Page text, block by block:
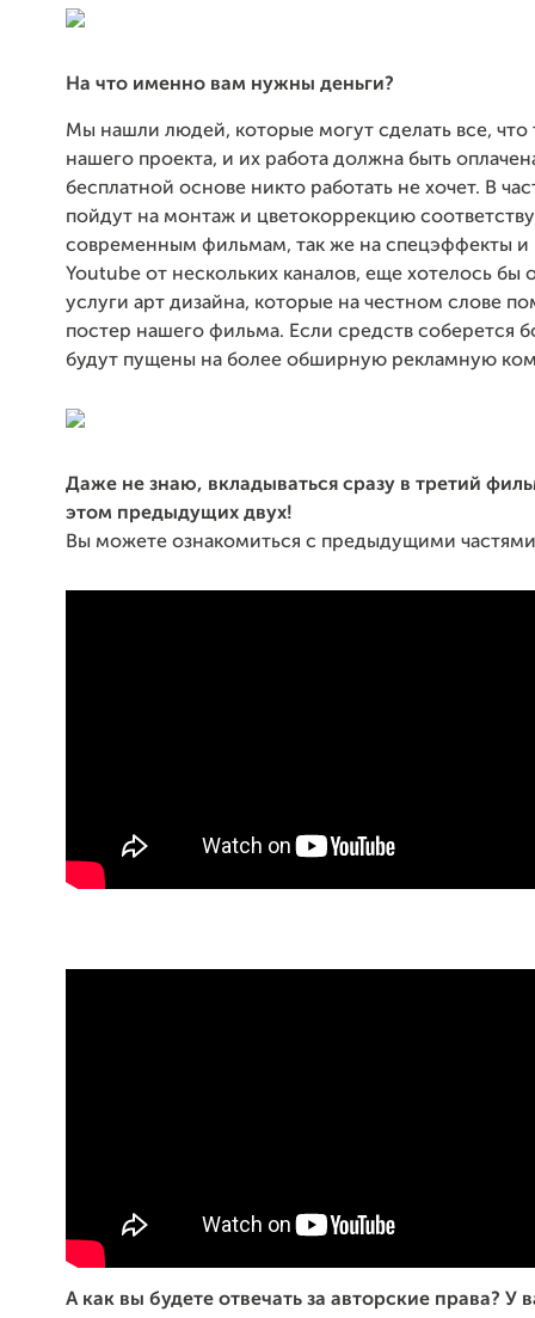
На что именно вам нужны деньги?
Мы нашли людей, которые могут сделать все, что
нашего проекта, и их работа должна быть
бесплатной основе никто работать не хочет. В
пойдут на монтаж и цветокоррекцию
современным фильмам, так же на спецэффекты и
Youtube от нескольких каналов, еще хотелось бы
услуги арт дизайна, которые на честном слове
постер нашего фильма. Если средств соберется
будут пущены на более обширную рекламную
Даже не знаю, вкладываться сразу в третий
этом предыдущих двух!
Вы можете ознакомиться с предыдущими
А как вы будете отвечать за авторские права? У